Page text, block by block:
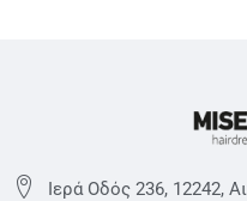
Ιερά Οδός 236, 12242,